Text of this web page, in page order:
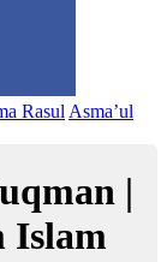
Rasul Asma’ul
|
Islam